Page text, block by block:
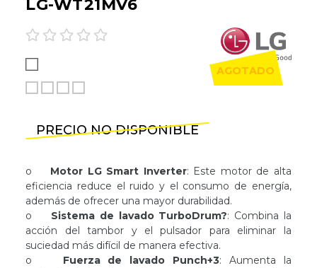
LG-WT21MV6
AGOTADO
PRECIO NO DISPONIBLE
o Motor LG Smart Inverter: Este motor de alta
eficiencia reduce el ruido y el consumo de energía,
además de ofrecer una mayor durabilidad.
o Sistema de lavado TurboDrum?: Combina la
acción del tambor y el pulsador para eliminar la
suciedad más difícil de manera efectiva.
o Fuerza de lavado Punch+3: Aumenta la